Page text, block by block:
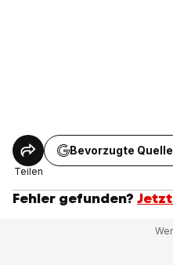
Teilen
Bevorzugte Quelle
Fehler gefunden?